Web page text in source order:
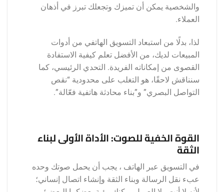
والشخصية يمكن أن تميزك وتجعلك تبرز في أذهان
العملاء.
لذا، بدلًا من استبعاد التسويق الهاتفي من أدوات
المبيعات لديك، من الأفضل تعلم كيفية الاستفادة
القصوى من إمكاناته الفريدة. التحدي الرئيسي، كما
سنناقش لاحقًا، هو التغلب على محدودية “نقص
التواصل البصري” و”بناء محادثة هاتفية فعّالة”.
القوة الخفية للصوت: الأداة الأولى لبناء
الثقة
في التسويق عبر الهاتف ، يجب أن يحمل صوتك وحده
عبء نقل الرسالة وبناء الثقة وإنشاء اتصال إنساني؛